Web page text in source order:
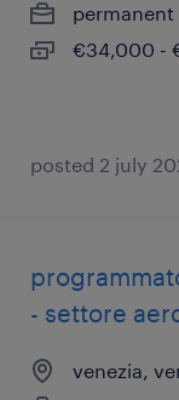
permanent
€34,000 -
posted 2 july
- settore
venezia,